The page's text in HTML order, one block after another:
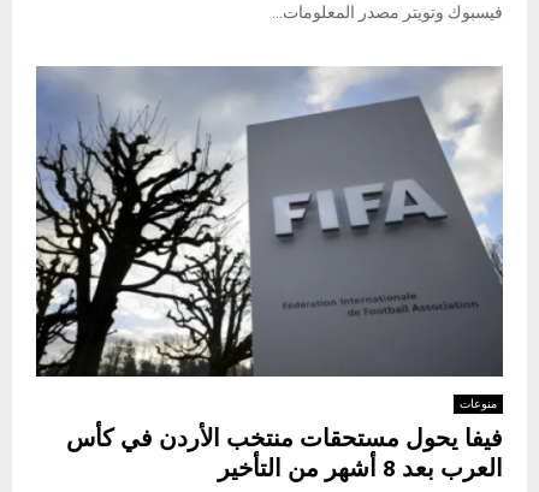
فيسبوك وتويتر مصدر المعلومات...
منوعات
فيفا يحول مستحقات منتخب الأردن في كأس
العرب بعد 8 أشهر من التأخير